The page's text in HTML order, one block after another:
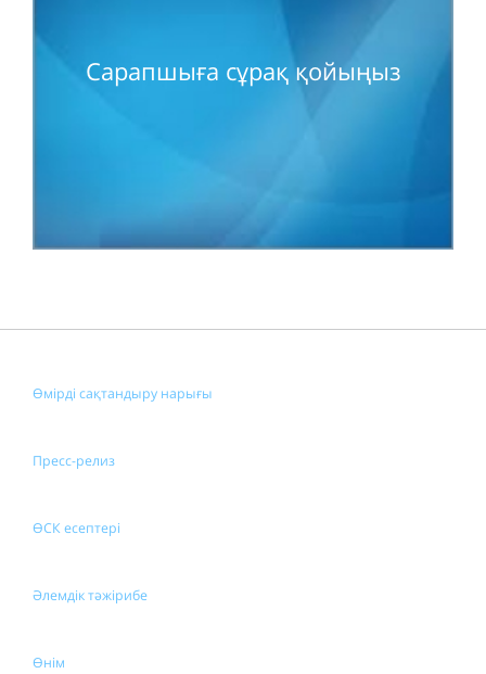
Сарапшыға сұрақ қойыңыз
Өмірді сақтандыру нарығы
Пресс-релиз
ӨСК есептері
Әлемдік тәжірибе
Өнім